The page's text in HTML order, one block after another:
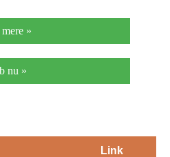
100 ml
»
nu »
Link